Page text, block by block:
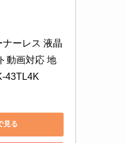
ナーレス 液晶
動画対応 地
43TL4K
見る